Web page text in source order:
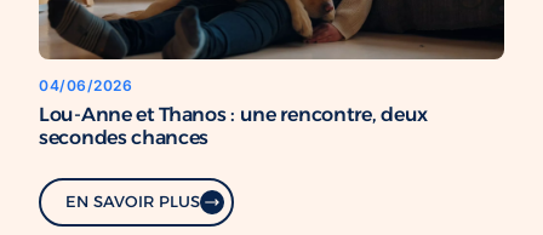
04/06/2026
Lou-Anne et Thanos : une rencontre, deux
secondes chances
EN SAVOIR PLUS